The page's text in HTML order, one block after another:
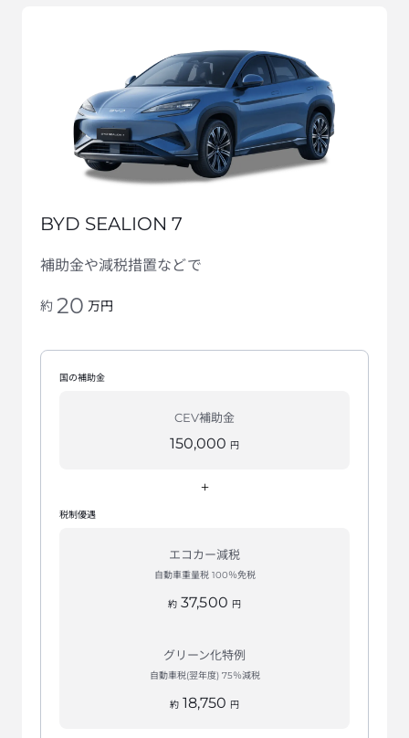
BYD SEALION 7
補助金や減税措置などで
約 20 万円
国の補助金
CEV補助金
150,000 円
+
税制優遇
エコカー減税
自動車重量税 100％免税
約 37,500 円
グリーン化特例
自動車税(翌年度) 75％減税
約 18,750 円